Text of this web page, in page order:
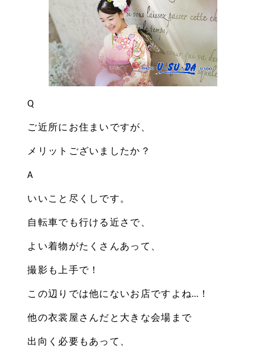
Q
ご近所にお住まいですが、
メリットございましたか？
A
いいこと尽くしです。
自転車でも行ける近さで、
よい着物がたくさんあって、
撮影も上手で！
この辺りでは他にないお店ですよね…！
他の衣裳屋さんだと大きな会場まで
出向く必要もあって、